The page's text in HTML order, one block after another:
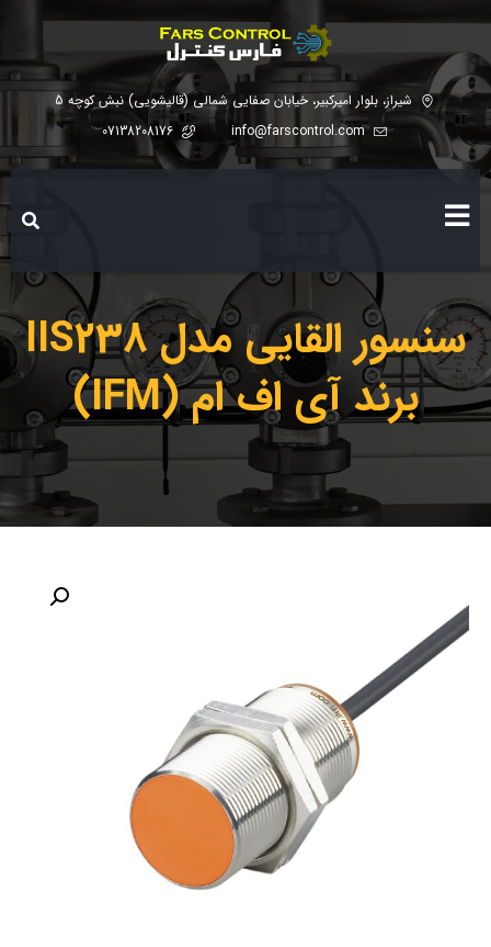
شیراز، بلوار امیرکبیر، خیابان صفایی شمالی (قالیشویی) نبش کوچه 5
info@farscontrol.com
07138208176
سنسور القایی مدل IIS238
برند آی اف ام (IFM)